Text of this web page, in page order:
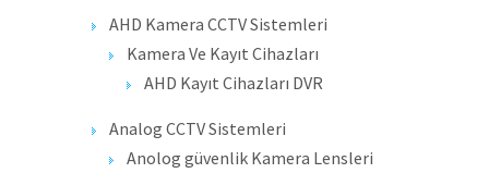
AHD Kamera CCTV Sistemleri
Kamera Ve Kayıt Cihazları
AHD Kayıt Cihazları DVR
Analog CCTV Sistemleri
Anolog güvenlik Kamera Lensleri